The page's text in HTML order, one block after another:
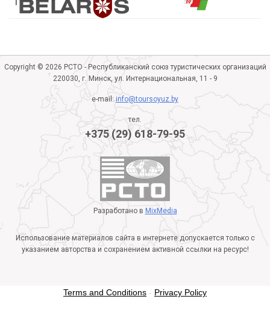
Copyright © 2026 РСТО - Республиканский союз туристических организаций
220030, г. Минск, ул. Интернациональная, 11 - 9
e-mail:info@toursoyuz.by
тел.
+375 (29) 618-79-95
Разработано в MixMedia
Использование материалов сайта в интернете допускается только с
указанием авторства и сохранением активной ссылки на ресурс!
Terms and Conditions - Privacy Policy